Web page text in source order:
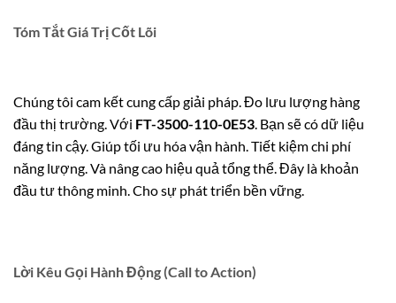
Tóm Tắt Giá Trị Cốt Lõi
Chúng tôi cam kết cung cấp giải pháp. Đo lưu lượng hàng
đầu thị trường. Với FT-3500-110-0E53. Bạn sẽ có dữ liệu
đáng tin cậy. Giúp tối ưu hóa vận hành. Tiết kiệm chi phí
năng lượng. Và nâng cao hiệu quả tổng thể. Đây là khoản
đầu tư thông minh. Cho sự phát triển bền vững.
Lời Kêu Gọi Hành Động (Call to Action)